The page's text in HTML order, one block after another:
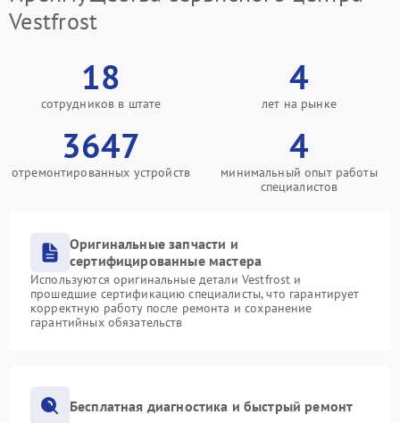
Vestfrost
18
сотрудников в штате
4
лет на рынке
3647
отремонтированных устройств
4
минимальный опыт работы
специалистов
Оригинальные запчасти и
сертифицированные мастера
Используются оригинальные детали Vestfrost и
прошедшие сертификацию специалисты, что гарантирует
корректную работу после ремонта и сохранение
гарантийных обязательств
Бесплатная диагностика и быстрый ремонт